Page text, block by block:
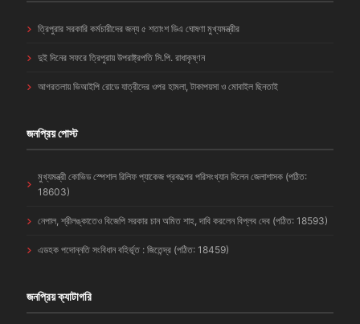
ত্রিপুরার সরকারি কর্মচারীদের জন্য ৫ শতাংশ ডিএ ঘোষণা মুখ্যমন্ত্রীর
দুই দিনের সফরে ত্রিপুরায় উপরাষ্ট্রপতি সি.পি. রাধাকৃষ্ণন
আগরতলায় ভিআইপি রোডে যাত্রীদের ওপর হামলা, টাকাপয়সা ও মোবাইল ছিনতাই
জনপ্রিয় পোস্ট
মুখ্যমন্ত্রী কোভিড স্পেশাল রিলিফ প্যাকেজ প্রকল্পের পরিসংখ্যান দিলেন জেলাশাসক (পঠিত:
18603)
নেপাল, শ্রীলঙ্কাতেও বিজেপি সরকার চান অমিত শাহ, দাবি করলেন বিপ্লব দেব (পঠিত: 18593)
এডহক পদোন্নতি সংবিধান বহির্ভূত : জিতেন্দ্র (পঠিত: 18459)
জনপ্রিয় ক্যাটাগরি